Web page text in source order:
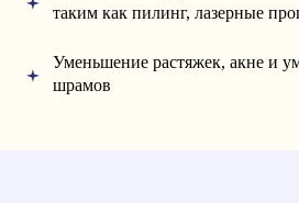
таким как пилинг, лазерные
Уменьшение растяжек, акне и
шрамов